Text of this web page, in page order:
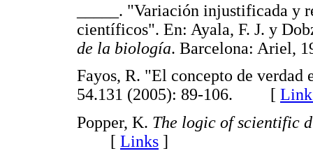
_____. "Variación injustificada y
científicos". En: Ayala, F. J. y
de la biología. Barcelona:
Fayos, R. "El concepto de
54.131 (2005): 89-106. [
Popper, K. The logic of scientific
[ Links ]